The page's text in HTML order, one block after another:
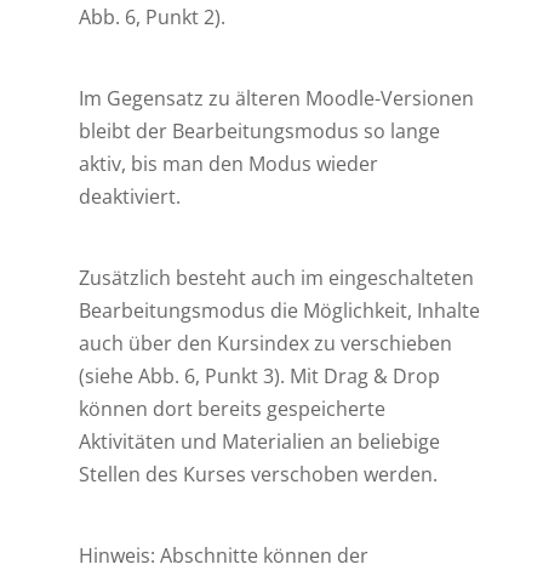
Abb. 6, Punkt 2).
Im Gegensatz zu älteren Moodle-Versionen
bleibt der Bearbeitungsmodus so lange
aktiv, bis man den Modus wieder
deaktiviert.
Zusätzlich besteht auch im eingeschalteten
Bearbeitungsmodus die Möglichkeit, Inhalte
auch über den Kursindex zu verschieben
(siehe Abb. 6, Punkt 3). Mit Drag & Drop
können dort bereits gespeicherte
Aktivitäten und Materialien an beliebige
Stellen des Kurses verschoben werden.
Hinweis: Abschnitte können der